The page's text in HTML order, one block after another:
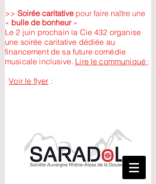
>> Soirée caritative pour faire naître une
« bulle de bonheur »
​Le 2 juin prochain la Cie 432 organise
une soirée caritative dédiée au
financement de sa future comédie
musicale inclusive. Lire le communiqué :
Voir le flyer :